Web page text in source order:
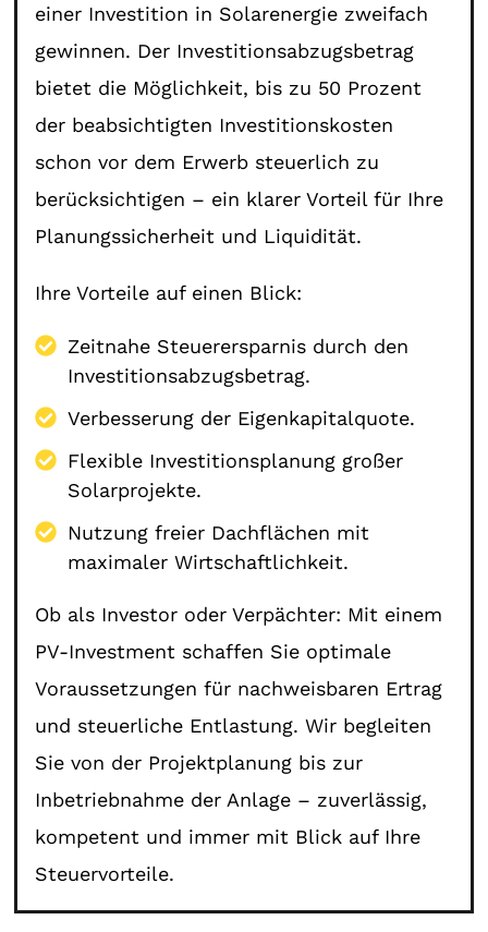
einer Investition in Solarenergie zweifach
gewinnen. Der Investitionsabzugsbetrag
bietet die Möglichkeit, bis zu 50 Prozent
der beabsichtigten Investitionskosten
schon vor dem Erwerb steuerlich zu
berücksichtigen – ein klarer Vorteil für Ihre
Planungssicherheit und Liquidität.
Ihre Vorteile auf einen Blick:
Zeitnahe Steuerersparnis durch den
Investitionsabzugsbetrag.
Verbesserung der Eigenkapitalquote.
Flexible Investitionsplanung großer
Solarprojekte.
Nutzung freier Dachflächen mit
maximaler Wirtschaftlichkeit.
Ob als Investor oder Verpächter: Mit einem
PV-Investment schaffen Sie optimale
Voraussetzungen für nachweisbaren Ertrag
und steuerliche Entlastung. Wir begleiten
Sie von der Projektplanung bis zur
Inbetriebnahme der Anlage – zuverlässig,
kompetent und immer mit Blick auf Ihre
Steuervorteile.